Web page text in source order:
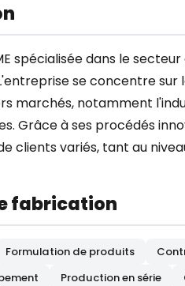
spécialisée dans le
se concentre
marchés, notamment
Grâce à ses procédés
clients variés, tant au
fabrication
Formulation de produits
Production en série